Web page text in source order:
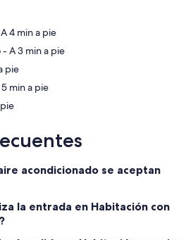
‪Restaurante Mi Niño - ‬A 4 min a pie
‪El Patio de Tortuguero - ‬A 3 min a pie
a pie
Restaurant - ‬A 5 min a pie
a pie
acondicionado se aceptan
la entrada en Habitación con